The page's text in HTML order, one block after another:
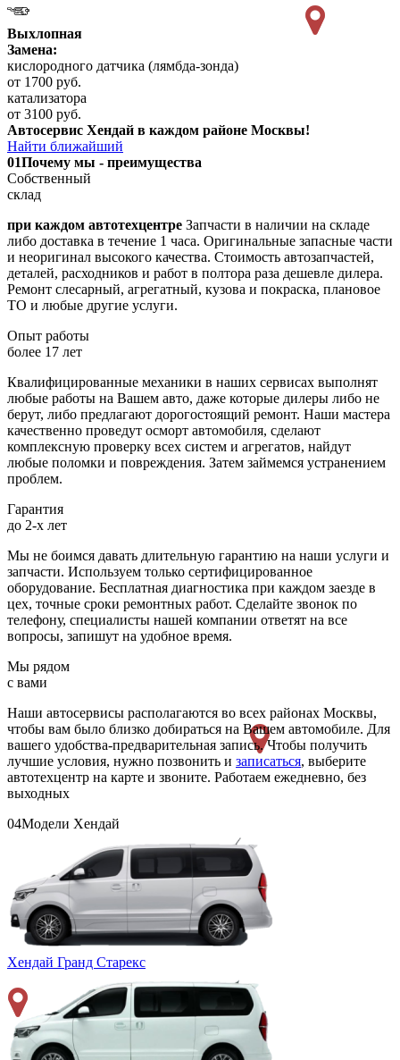
Выхлопная
Замена:
кислородного датчика (лямбда-зонда)
от 1700 руб.
катализатора
от 3100 руб.
Автосервис Хендай в каждом районе Москвы!
Найти ближайший
01Почему мы - преимущества
Собственный
склад
при каждом автотехцентре Запчасти в наличии на складе
либо доставка в течение 1 часа. Оригинальные запасные части
и неоригинал высокого качества. Стоимость автозапчастей,
деталей, расходников и работ в полтора раза дешевле дилера.
Ремонт слесарный, агрегатный, кузова и покраска, плановое
ТО и любые другие услуги.
Опыт работы
более 17 лет
Квалифицированные механики в наших сервисах выполнят
любые работы на Вашем авто, даже которые дилеры либо не
берут, либо предлагают дорогостоящий ремонт. Наши мастера
качественно проведут осморт автомобиля, сделают
комплексную проверку всех систем и агрегатов, найдут
любые поломки и повреждения. Затем займемся устранением
проблем.
Гарантия
до 2-х лет
Мы не боимся давать длительную гарантию на наши услуги и
запчасти. Используем только сертифицированное
оборудование. Бесплатная диагностика при каждом заезде в
цех, точные сроки ремонтных работ. Сделайте звонок по
телефону, специалисты нашей компании ответят на все
вопросы, запишут на удобное время.
Мы рядом
с вами
Наши автосервисы располагаются во всех районах Москвы,
чтобы вам было близко добираться на Вашем автомобиле. Для
вашего удобства-предварительная запись. Чтобы получить
лучшие условия, нужно позвонить и записаться, выберите
автотехцентр на карте и звоните. Работаем ежедневно, без
выходных
04Модели Хендай
Хендай Гранд Старекс